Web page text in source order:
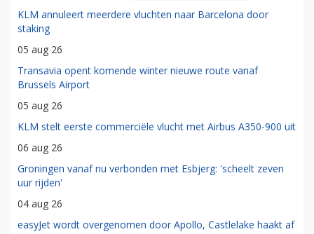
KLM annuleert meerdere vluchten naar Barcelona door
staking
05 aug 26
Transavia opent komende winter nieuwe route vanaf
Brussels Airport
05 aug 26
KLM stelt eerste commerciële vlucht met Airbus A350-900 uit
06 aug 26
Groningen vanaf nu verbonden met Esbjerg: 'scheelt zeven
uur rijden'
04 aug 26
easyJet wordt overgenomen door Apollo, Castlelake haakt af